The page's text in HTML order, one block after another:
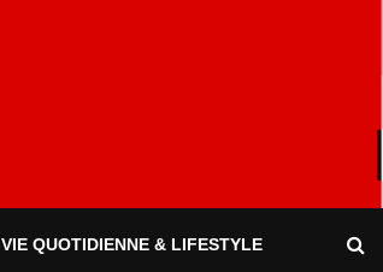
VIE QUOTIDIENNE & LIFESTYLE